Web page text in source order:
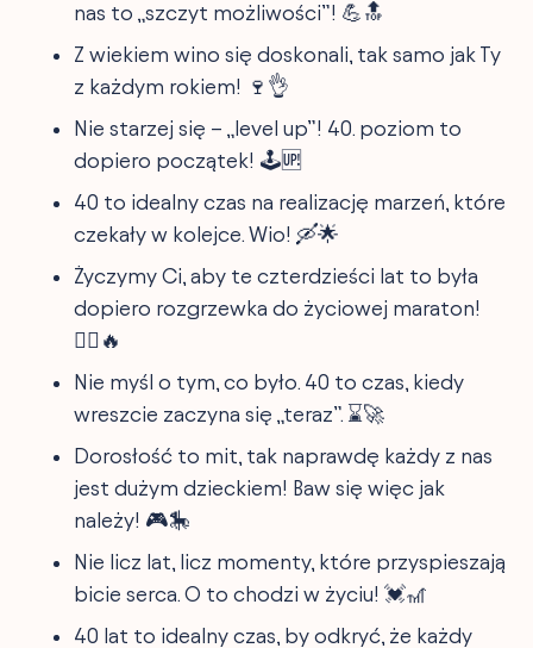
nas to „szczyt możliwości”! 💪🔝
Z wiekiem wino się doskonali, tak samo jak Ty
z każdym rokiem! 🍷👌
Nie starzej się – „level up”! 40. poziom to
dopiero początek! 🕹️🆙
40 to idealny czas na realizację marzeń, które
czekały w kolejce. Wio! 🛶🌟
Życzymy Ci, aby te czterdzieści lat to była
dopiero rozgrzewka do życiowej maraton!
🏃‍♂️🔥
Nie myśl o tym, co było. 40 to czas, kiedy
wreszcie zaczyna się „teraz”. ⌛🚀
Dorosłość to mit, tak naprawdę każdy z nas
jest dużym dzieckiem! Baw się więc jak
należy! 🎮🎠
Nie licz lat, licz momenty, które przyspieszają
bicie serca. O to chodzi w życiu! 💓🎢
40 lat to idealny czas, by odkryć, że każdy